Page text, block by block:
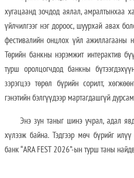
хугацаанд зочдод аялал, амралтынхаа
үйлчилгээг нэг дороос, шуурхай авах
фестивалийн онцлох үйл ажиллагааны
Төрийн банкны нэрэмжит интерактив
турш оролцогчдод банкны
зэрэгцээ төрөл бүрийн сорилт,
гэнэтийн бэлгүүдээр мартагдашгүй
Энэ зун таныг шинэ учрал, адал
хүлээж байна. Тэдгээр мөч бүрийг
банк “ARA FEST 2026”-ын турш таны